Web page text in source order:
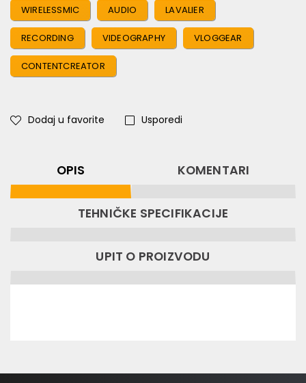
WIRELESSMIC AUDIO LAVALIER
RECORDING VIDEOGRAPHY VLOGGEAR
CONTENTCREATOR
Dodaj u favorite Usporedi
OPIS KOMENTARI
TEHNIČKE SPECIFIKACIJE
UPIT O PROIZVODU